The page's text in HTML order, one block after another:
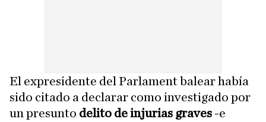
El expresidente del Parlament balear había
sido citado a declarar como investigado por
un presunto delito de injurias graves -e